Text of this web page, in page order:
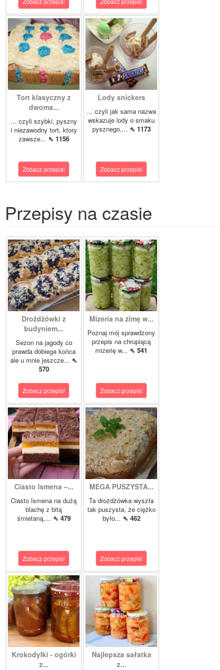
Tort klasyczny z
dwoma...
… czyli szybki, pyszny
i niezawodny tort, ktory
zawsze... ⇖ 1156
Zobacz przepis!
Lody snickers
… czyli jak sama nazwa
wskazuje lody o smaku
pysznego,... ⇖ 1173
Zobacz przepis!
Przepisy na czasie
Drożdżówki z
budyniem...
Sezon na jagody co
prawda dobiega końca
ale u mnie jeszcze... ⇖
570
Zobacz przepis!
Mizeria na zimę w...
Poznaj mój sprawdzony
przepis na chrupiącą
mizerię w... ⇖ 541
Zobacz przepis!
Ciasto Ismena –...
Ciasto Ismena na dużą
blachę z bitą
śmietaną,... ⇖ 479
Zobacz przepis!
MEGA PUSZYSTA...
Ta drożdżówka wyszła
tak puszysta, że ciężko
było... ⇖ 462
Zobacz przepis!
Krokodylki - ogórki
z...
Najlepsza sałatka
z...